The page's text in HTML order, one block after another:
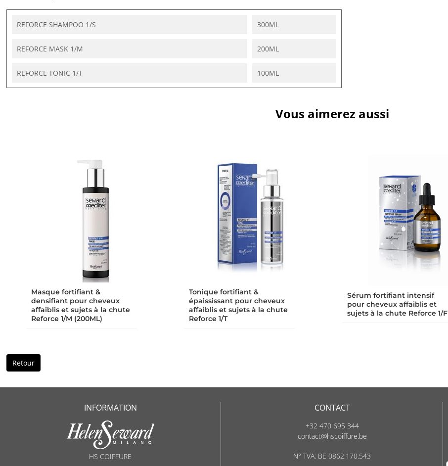
REFORCE SHAMPOO 1/S 300ML
REFORCE MASK 1/M 200ML
REFORCE TONIC 1/T 100ML
Vous aimerez aussi
Masque fortifiant &
densifiant pour cheveux
affaiblis et sujets à la chute
Reforce 1/M (200ML)
Tonique fortifiant &
épaississant pour cheveux
affaiblis et sujets à la chute
Reforce 1/T
Sérum fortifiant intensif
pour cheveux affaiblis et
sujets à la chute Reforce 1/F
Retour
INFORMATION
HS COIFFURE
CONTACT
+32 470 695 344
contact@hscoiffure.be
N° TVA: BE 0862.170.543